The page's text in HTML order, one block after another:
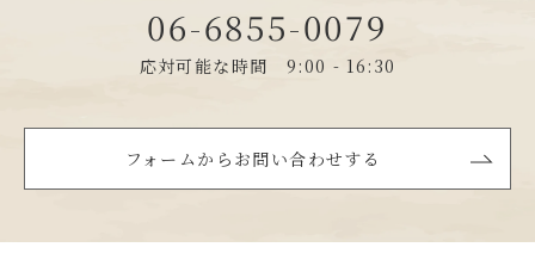
06-6855-0079
応対可能な時間 9:00 - 16:30
フォームからお問い合わせする